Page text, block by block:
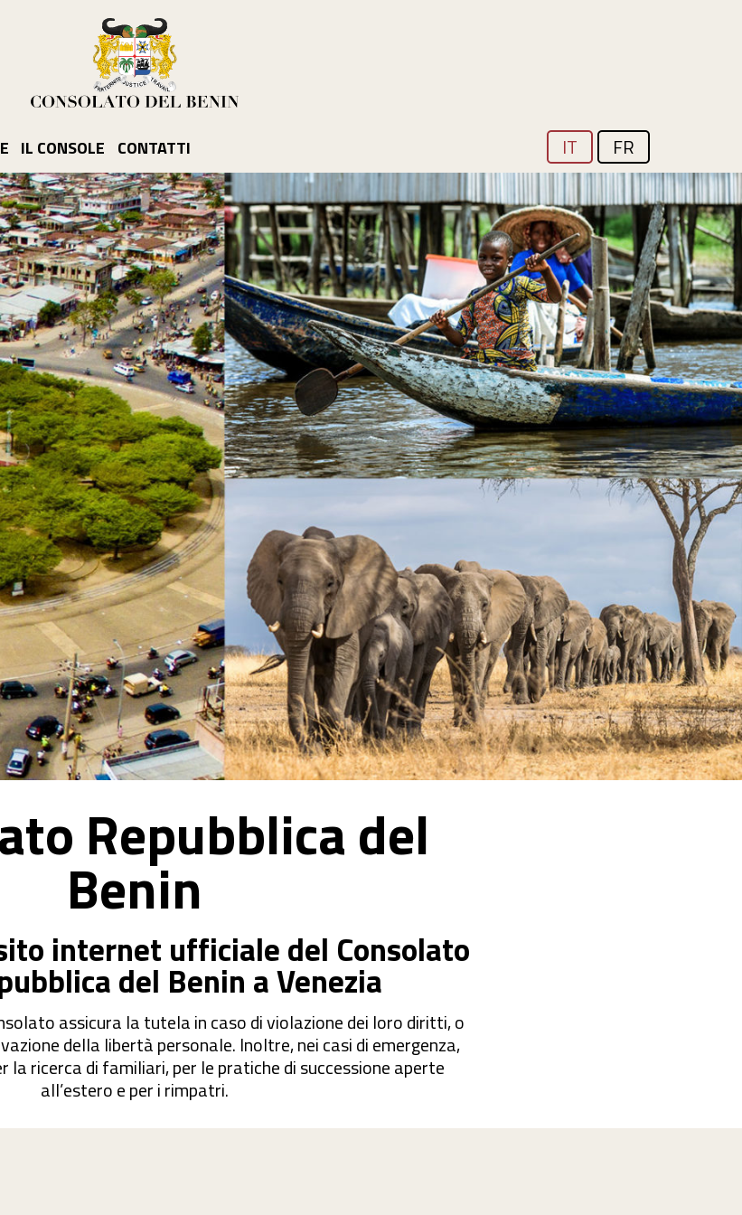
IL CONSOLE CONTATTI IT FR
Repubblica del
Benin
internet ufficiale del Consolato
del Benin a Venezia
assicura la tutela in caso di violazione dei loro diritti, o
della libertà personale. Inoltre, nei casi di emergenza,
la ricerca di familiari, per le pratiche di successione aperte
all’estero e per i rimpatri.